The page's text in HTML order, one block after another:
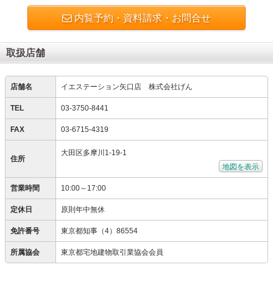
内覧予約・資料請求・お問合せ
取扱店舗
店舗名 イエステーション矢口店 株式会社げん
TEL 03-3750-8441
FAX 03-6715-4319
住所
大田区多摩川1-19-1
地図を表示
営業時間 10:00～17:00
定休日 原則年中無休
免許番号 東京都知事（4）86554
所属協会 東京都宅地建物取引業協会会員